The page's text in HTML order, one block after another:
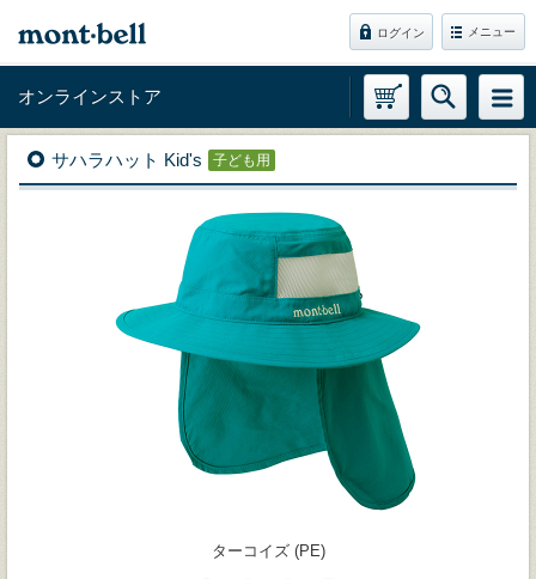
ログイン メニュー
オンラインストア
サハラハット Kid's 子ども用
ターコイズ (PE)